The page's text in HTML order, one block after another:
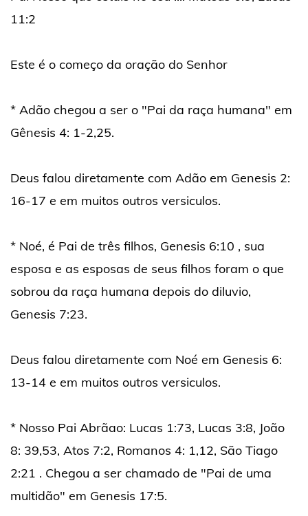
11:2
Este é o começo da oração do Senhor
* Adão chegou a ser o "Pai da raça humana" em
Gênesis 4: 1-2,25.
Deus falou diretamente com Adão em Genesis 2:
16-17 e em muitos outros versiculos.
* Noé, é Pai de três filhos, Genesis 6:10 , sua
esposa e as esposas de seus filhos foram o que
sobrou da raça humana depois do diluvio,
Genesis 7:23.
Deus falou diretamente com Noé em Genesis 6:
13-14 e em muitos outros versiculos.
* Nosso Pai Abrãao: Lucas 1:73, Lucas 3:8, João
8: 39,53, Atos 7:2, Romanos 4: 1,12, São Tiago
2:21 . Chegou a ser chamado de "Pai de uma
multidão" em Genesis 17:5.